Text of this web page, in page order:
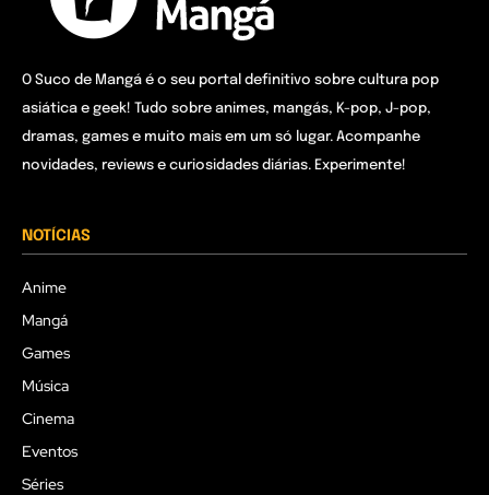
O Suco de Mangá é o seu portal definitivo sobre cultura pop
asiática e geek! Tudo sobre animes, mangás, K-pop, J-pop,
dramas, games e muito mais em um só lugar. Acompanhe
novidades, reviews e curiosidades diárias. Experimente!
NOTÍCIAS
Anime
Mangá
Games
Música
Cinema
Eventos
Séries